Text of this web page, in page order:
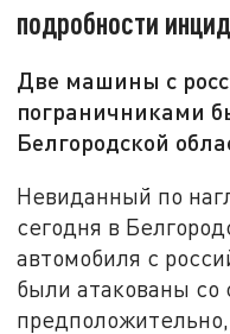
подробности
Две машины с
пограничниками
Белгородской
Невиданный по
сегодня в
автомобиля с
были атакованы